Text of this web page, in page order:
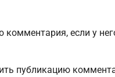
комментария, если у
публикацию